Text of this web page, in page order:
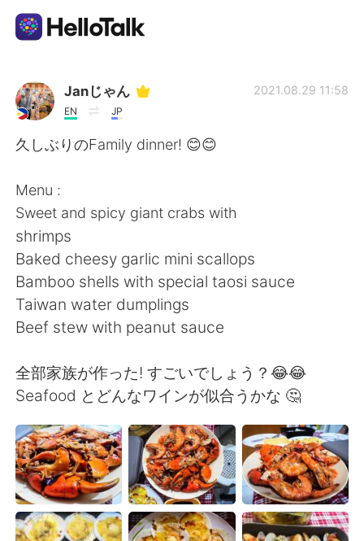
Aplicación de intercambio de idiomas
AI Grammar Checker
English
繁體中文 العربية
Français Deutsch
日本語 한국어
Indonesia Italiano
Türkçe Tiếng Việt
Português
Janじゃん
EN JP
2021.08.29 11:58
久しぶりのFamily dinner! 😊😊
Menu :
Sweet and spicy giant crabs with
shrimps
Baked cheesy garlic mini scallops
Bamboo shells with special taosi sauce
Taiwan water dumplings
Beef stew with peanut sauce
全部家族が作った! すごいでしょう？😂😂
Seafood とどんなワインが似合うかな 🤔